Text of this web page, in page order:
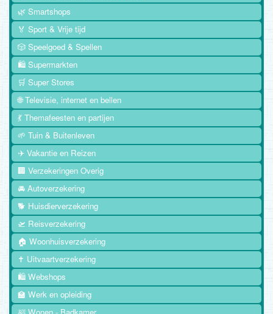
🌿 Smartshops
🏅 Sport & Vrije tijd
🎲 Speelgoed & Spellen
🛍️ Supermarkten
🛒 Super Stores
🌐 Televisie, internet en bellen
💃 Themafeesten en partijen
🌱 Tuin & Buitenleven
✈️ Vakantie en Reizen
🏢 Verzekeringen Overig
🚘 Autoverzekering
🐕 Huisdierverzekering
🛫 Reisverzekering
🏠 Woonhuisverzekering
✝️ Uitvaartverzekering
🛍️ Webshops
🏫 Werk en opleiding